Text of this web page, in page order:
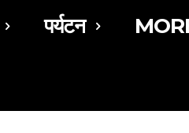
पर्यटन